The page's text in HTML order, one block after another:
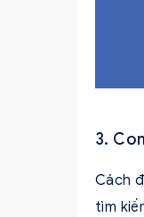
3.
Cách
tìm